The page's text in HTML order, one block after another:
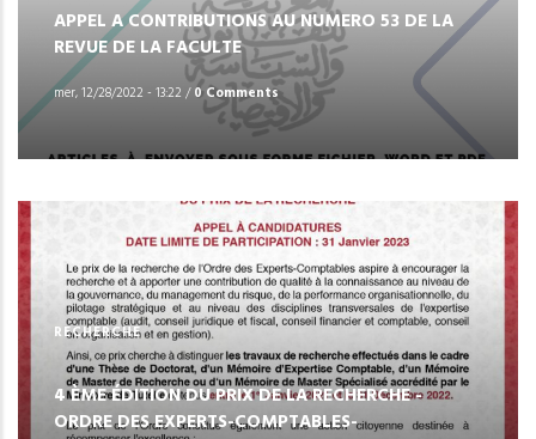
APPEL A CONTRIBUTIONS AU NUMERO 53 DE LA
REVUE DE LA FACULTE
mer, 12/28/2022 - 13:22 /0 Comments
RECHERCHE
4 ÈME ÉDITION DU PRIX DE LA RECHERCHE -
ORDRE DES EXPERTS-COMPTABLES-